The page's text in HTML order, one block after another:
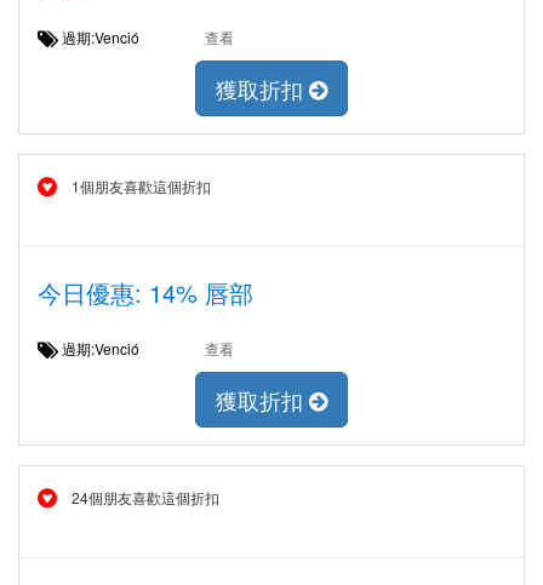
過期:Venció 查看
獲取折扣
1個朋友喜歡這個折扣
今日優惠: 14% 唇部
過期:Venció 查看
獲取折扣
24個朋友喜歡這個折扣